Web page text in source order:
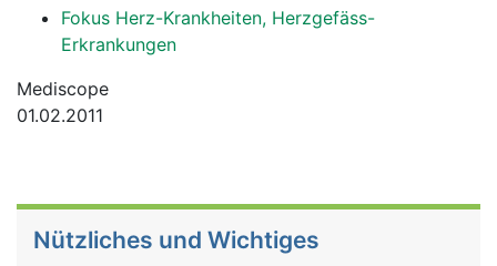
Fokus Herz-Krankheiten, Herzgefäss-
Erkrankungen
Mediscope
01.02.2011
Nützliches und Wichtiges